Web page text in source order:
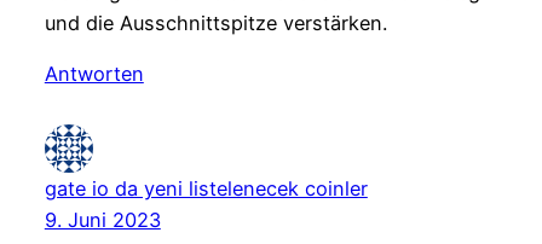
und die Ausschnittspitze verstärken.
Antworten
gate io da yeni listelenecek coinler
9. Juni 2023